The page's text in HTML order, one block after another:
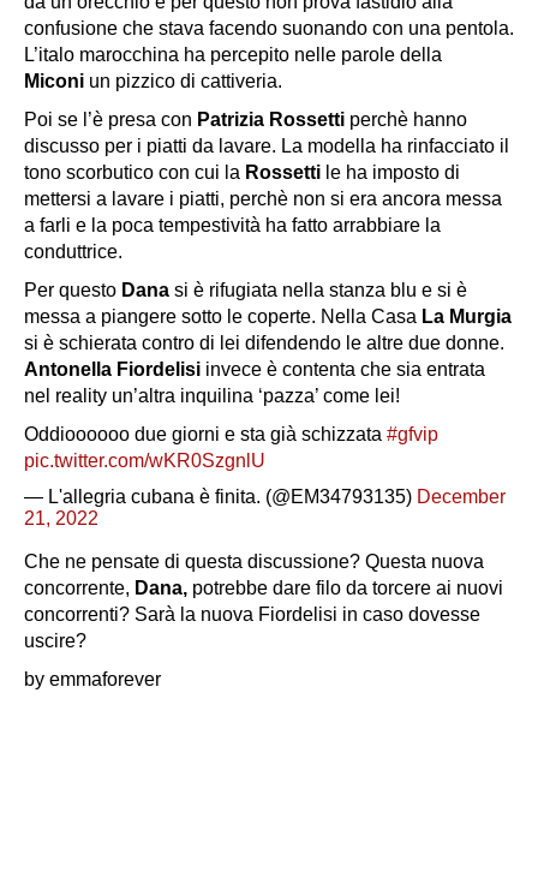
confusione che stava facendo suonando con una pentola.
L’italo marocchina ha percepito nelle parole della
Miconi un pizzico di cattiveria.
Poi se l’è presa con Patrizia Rossetti perchè hanno
discusso per i piatti da lavare. La modella ha rinfacciato il
tono scorbutico con cui la Rossetti le ha imposto di
mettersi a lavare i piatti, perchè non si era ancora messa
a farli e la poca tempestività ha fatto arrabbiare la
conduttrice.
Per questo Dana si è rifugiata nella stanza blu e si è
messa a piangere sotto le coperte. Nella Casa La Murgia
si è schierata contro di lei difendendo le altre due donne.
Antonella Fiordelisi invece è contenta che sia entrata
nel reality un’altra inquilina ‘pazza’ come lei!
Oddioooooo due giorni e sta già schizzata #gfvip
pic.twitter.com/wKR0SzgnlU
— L'allegria cubana è finita. (@EM34793135) December
21, 2022
Che ne pensate di questa discussione? Questa nuova
concorrente, Dana, potrebbe dare filo da torcere ai nuovi
concorrenti? Sarà la nuova Fiordelisi in caso dovesse
uscire?
by emmaforever